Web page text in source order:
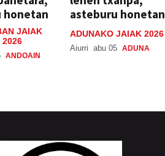
honetan
JAIAK
2026
ANDOAIN
asteburu honetan
ADUNAKO JAIAK 2026
Aiurri abu 05 ADUNA